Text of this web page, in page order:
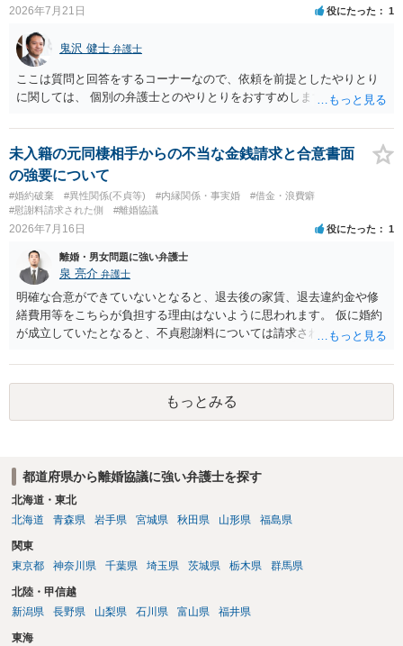
2026年7月21日 役にたった 1
鬼沢 健士 弁護士
ここは質問と回答をするコーナーなので、依頼を前提としたやりとり
に関しては、 個別の弁護士とのやりとりをおすすめします。
未入籍の元同棲相手からの不当な金銭請求と合意書面
の強要について
#婚約破棄 #異性関係(不貞等) #内縁関係・事実婚
#借金・浪費癖
#慰謝料請求された側
#離婚協議
2026年7月16日 役にたった 1
離婚・男女問題に強い弁護士
泉 亮介 弁護士
明確な合意ができていないとなると、退去後の家賃、退去違約金や修
繕費用等をこちらが負担する理由はないように思われます。 仮に婚約
が成立していたとなると、不貞慰謝料については請求される可能性が
れば早めに弁護士に相談し、弁護士から回答をさせると良いでしょ
う。
もっとみる
都道府県から離婚協議に強い弁護士を探す
北海道・東北
北海道
青森県 岩手県 宮城県 秋田県 山形県 福島県
関東
東京都
神奈川県 千葉県 埼玉県 茨城県 栃木県 群馬県
北陸・甲信越
新潟県
長野県 山梨県 石川県 富山県 福井県
東海